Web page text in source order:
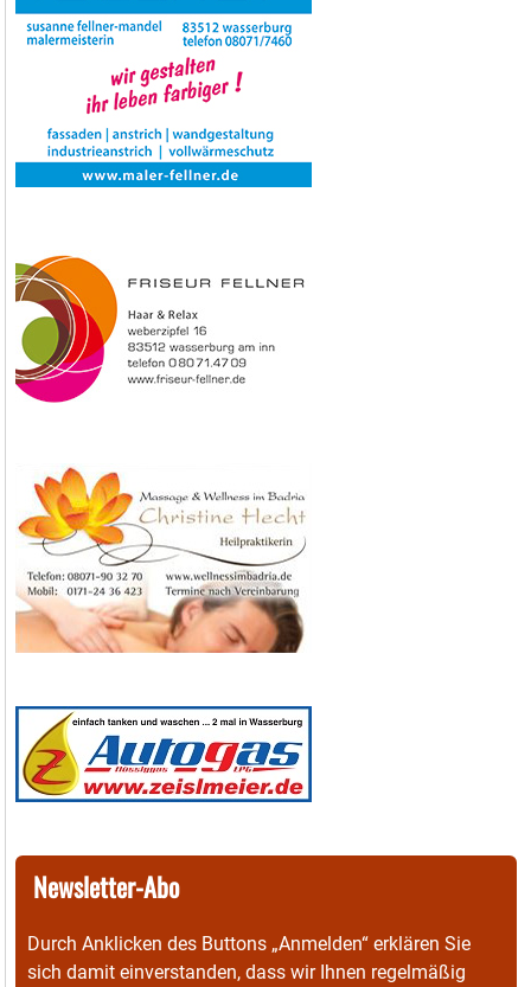
Newsletter-Abo
Durch Anklicken des Buttons „Anmelden“ erklären Sie
sich damit einverstanden, dass wir Ihnen regelmäßig